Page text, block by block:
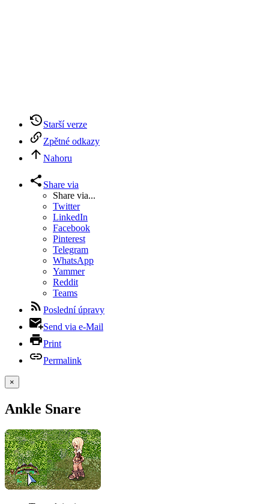
Starší verze
Zpětné odkazy
Nahoru
Share via
Share via...
Twitter
LinkedIn
Facebook
Pinterest
Telegram
WhatsApp
Yammer
Reddit
Teams
Poslední úpravy
Send via e-Mail
Print
Permalink
×
Ankle Snare